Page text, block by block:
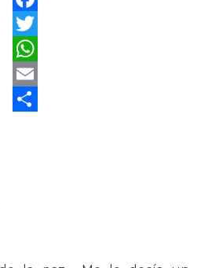
Facebook
Twitter
WhatsApp
Email